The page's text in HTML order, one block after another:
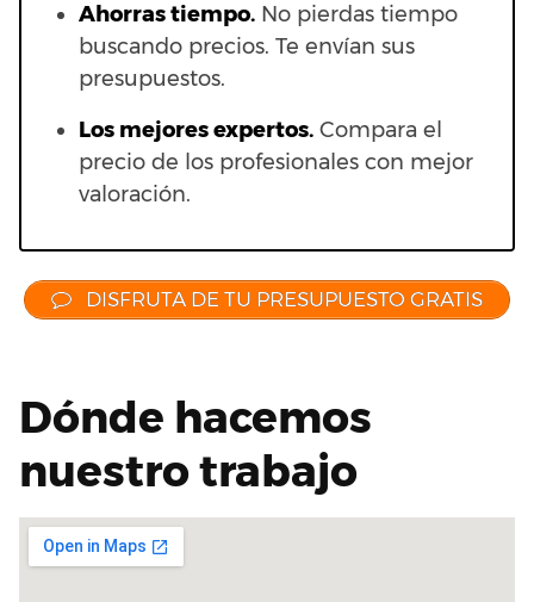
Ahorras tiempo. No pierdas tiempo
buscando precios. Te envían sus
presupuestos.
Los mejores expertos. Compara el
precio de los profesionales con mejor
valoración.
DISFRUTA DE TU PRESUPUESTO GRATIS
Dónde hacemos
nuestro trabajo